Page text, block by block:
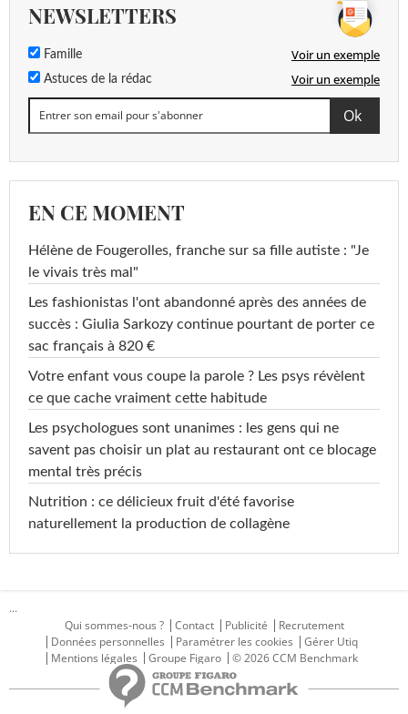
NEWSLETTERS
Famille Voir un exemple
Astuces de la rédac Voir un exemple
EN CE MOMENT
Hélène de Fougerolles, franche sur sa fille autiste : "Je
le vivais très mal"
Les fashionistas l'ont abandonné après des années de
succès : Giulia Sarkozy continue pourtant de porter ce
sac français à 820 €
Votre enfant vous coupe la parole ? Les psys révèlent
ce que cache vraiment cette habitude
Les psychologues sont unanimes : les gens qui ne
savent pas choisir un plat au restaurant ont ce blocage
mental très précis
Nutrition : ce délicieux fruit d'été favorise
naturellement la production de collagène
...
Qui sommes-nous ?
Contact Publicité
Recrutement
Données personnelles
Paramétrer les cookies
Gérer Utiq
Mentions légales
Groupe Figaro © 2026 CCM Benchmark